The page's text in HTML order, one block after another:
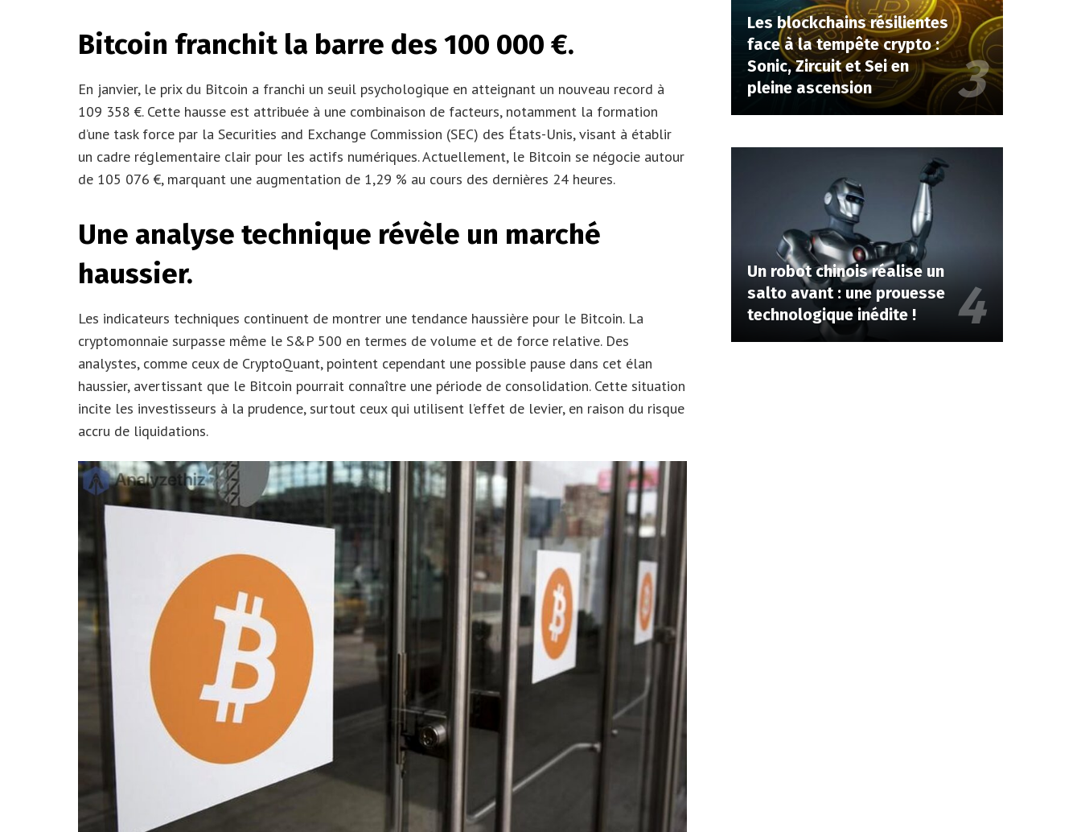
Bitcoin franchit la barre des 100 000 €.
En janvier, le prix du Bitcoin a franchi un seuil psychologique en atteignant un nouveau record à
109 358 €. Cette hausse est attribuée à une combinaison de facteurs, notamment la formation
d’une task force par la Securities and Exchange Commission (SEC) des États-Unis, visant à établir
un cadre réglementaire clair pour les actifs numériques. Actuellement, le Bitcoin se négocie autour
de 105 076 €, marquant une augmentation de 1,29 % au cours des dernières 24 heures.
Une analyse technique révèle un marché
haussier.
Les indicateurs techniques continuent de montrer une tendance haussière pour le Bitcoin. La
cryptomonnaie surpasse même le S&P 500 en termes de volume et de force relative. Des
analystes, comme ceux de CryptoQuant, pointent cependant une possible pause dans cet élan
haussier, avertissant que le Bitcoin pourrait connaître une période de consolidation. Cette situation
incite les investisseurs à la prudence, surtout ceux qui utilisent l’effet de levier, en raison du risque
accru de liquidations.
Les blockchains résilientes
face à la tempête crypto :
Sonic, Zircuit et Sei en
pleine ascension
Un robot chinois réalise un
salto avant : une prouesse
technologique inédite !